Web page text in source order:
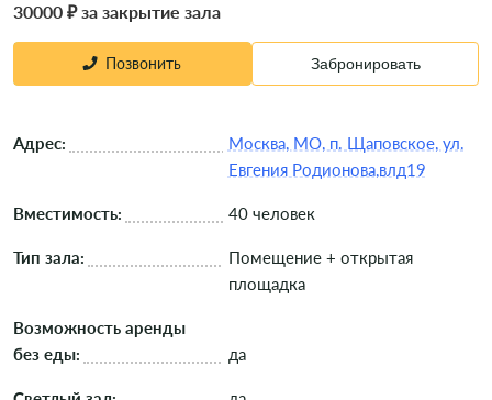
30000 ₽ за закрытие зала
Позвонить Забронировать
Адрес:
Москва, МО, п. Щаповское, ул.
Евгения Родионова,влд19
Вместимость: 40 человек
Тип зала:
Помещение + открытая
площадка
Возможность аренды
без еды:
да